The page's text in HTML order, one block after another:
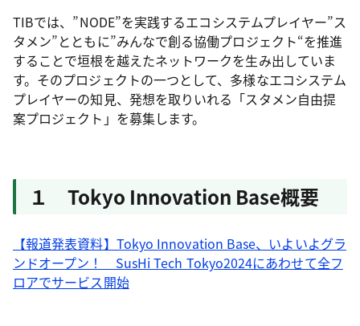
TIBでは、”NODE”を実践するエコシステムプレイヤー”ス
タメン”とともに”みんなで創る協働プロジェクト“を推進
することで垣根を越えたネットワークを生み出していま
す。そのプロジェクトの一つとして、多様なエコシステム
プレイヤーの知見、発想を取りいれる「スタメン自由提
案プロジェクト」を募集します。
１ Tokyo Innovation Base概要
【報道発表資料】Tokyo Innovation Base、いよいよグラ
ンドオープン！ SusHi Tech Tokyo2024にあわせて全フ
ロアでサービス開始